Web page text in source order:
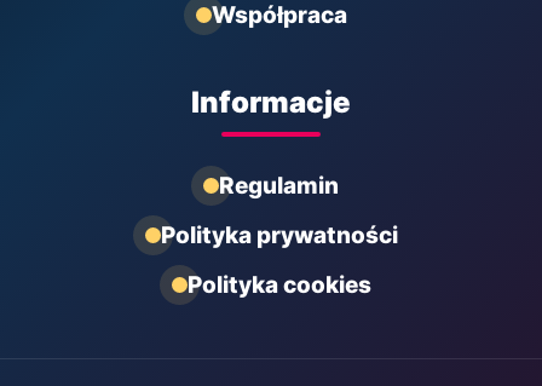
Współpraca
Informacje
Regulamin
Polityka prywatności
Polityka cookies